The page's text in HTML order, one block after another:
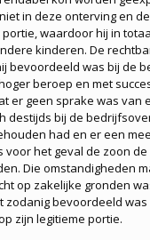
in deze onterving en
waardoor hij in
kinderen. De
bevoordeeld was bij de
beroep en met
er geen sprake was van
destijds bij de
had en er een
voor het geval de zoon
Die omstandigheden
op zakelijke gronden
zodanig bevoordeeld was
zijn legitieme portie.